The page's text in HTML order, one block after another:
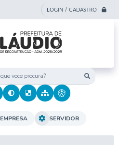
LOGIN / CADASTRO
EMPRESA SERVIDOR